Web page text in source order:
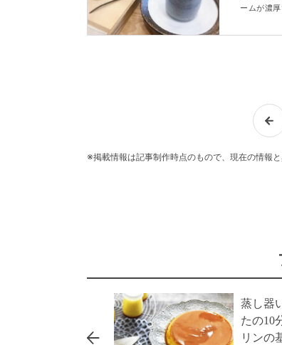
ームが濃
選も必見
※掲載情報は記事制作時点のもので、現在の情報と
蒸し器
たの10
リンの